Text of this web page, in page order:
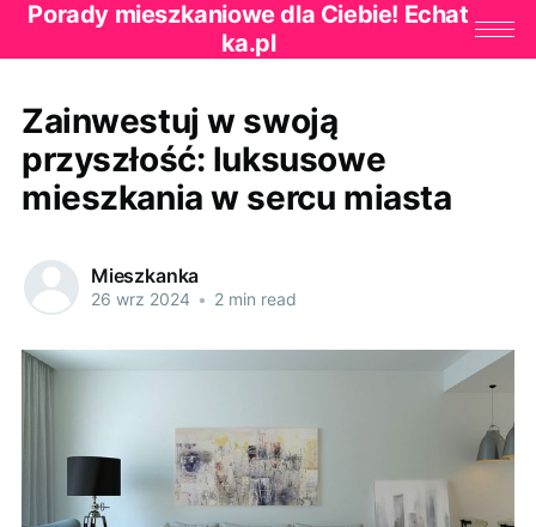
Porady mieszkaniowe dla Ciebie! Echat
ka.pl
Zainwestuj w swoją
przyszłość: luksusowe
mieszkania w sercu miasta
Mieszkanka
26 wrz 2024 • 2 min read